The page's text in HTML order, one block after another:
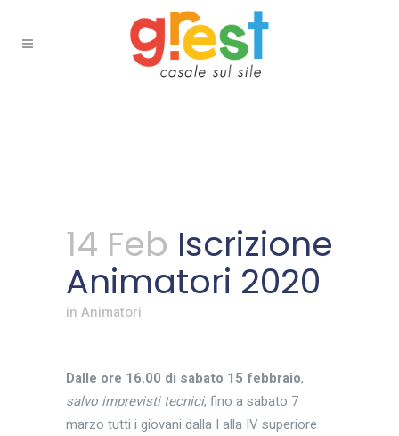
14 Feb Iscrizione
Animatori 2020
in Animatori
Dalle ore 16.00 di sabato 15 febbraio,
salvo imprevisti tecnici, fino a sabato 7
marzo tutti i giovani dalla I alla IV superiore